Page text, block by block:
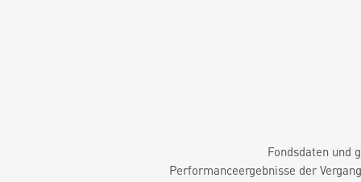
Fondsdaten und
Performanceergebnisse der